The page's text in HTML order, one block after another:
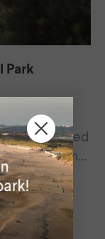
Park
vaak met
gebied
wisselen…